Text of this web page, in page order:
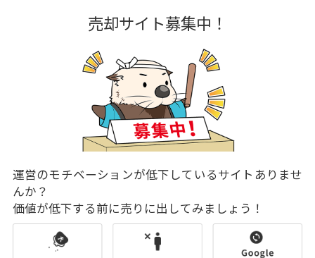
売却サイト募集中！
運営のモチベーションが低下しているサイトありませ
んか？
価値が低下する前に売りに出してみましょう！